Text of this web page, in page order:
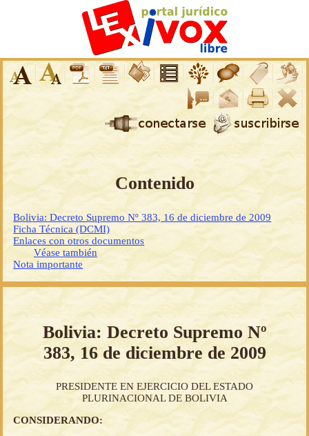
Contenido
Bolivia: Decreto Supremo Nº 383, 16 de diciembre de 2009
Ficha Técnica (DCMI)
Enlaces con otros documentos
Véase también
Nota importante
Bolivia: Decreto Supremo Nº
383, 16 de diciembre de 2009
PRESIDENTE EN EJERCICIO DEL ESTADO
PLURINACIONAL DE BOLIVIA
CONSIDERANDO: